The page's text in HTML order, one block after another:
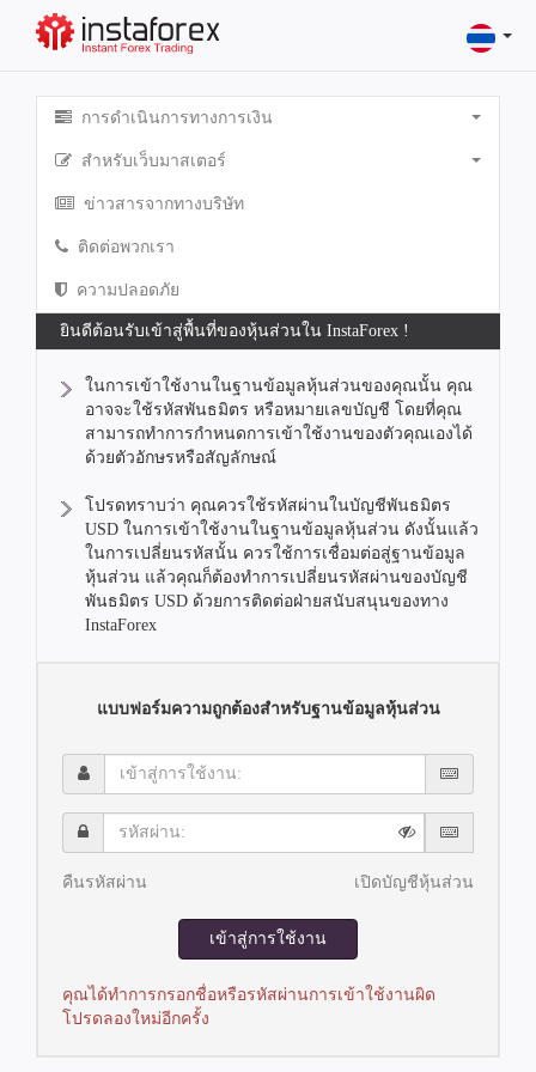
การดำเนินการทางการเงิน
สำหรับเว็บมาสเตอร์
ข่าวสารจากทางบริษัท
ติดต่อพวกเรา
ความปลอดภัย
ยินดีต้อนรับเข้าสู่พื้นที่ของหุ้นส่วนใน InstaForex !
ในการเข้าใช้งานในฐานข้อมูลหุ้นส่วนของคุณนั้น คุณ
อาจจะใช้รหัสพันธมิตร หรือหมายเลขบัญชี โดยที่คุณ
สามารถทำการกำหนดการเข้าใช้งานของตัวคุณเองได้
ด้วยตัวอักษรหรือสัญลักษณ์
โปรดทราบว่า คุณควรใช้รหัสผ่านในบัญชีพันธมิตร
USD ในการเข้าใช้งานในฐานข้อมูลหุ้นส่วน ดังนั้นแล้ว
ในการเปลี่ยนรหัสนั้น ควรใช้การเชื่อมต่อสู่ฐานข้อมูล
หุ้นส่วน แล้วคุณก็ต้องทำการเปลี่ยนรหัสผ่านของบัญชี
พันธมิตร USD ด้วยการติดต่อฝ่ายสนับสนุนของทาง
InstaForex
แบบฟอร์มความถูกต้องสำหรับฐานข้อมูลหุ้นส่วน
เข้า
สู่
การ
ใช้
รหัส
ผ่าน:
คืนรหัสผ่าน
เปิดบัญชีหุ้นส่วน
เข้าสู่การใช้งาน
คุณได้ทำการกรอกชื่อหรือรหัสผ่านการเข้าใช้งานผิด
โปรดลองใหม่อีกครั้ง